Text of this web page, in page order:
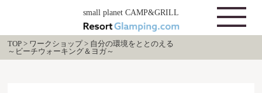
small planet CAMP&GRILL
TOP > ワークショップ> 自分の環境をととのえる
～ビーチウォーキング＆ヨガ～